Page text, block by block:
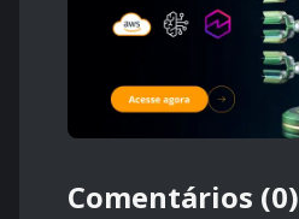
Comentários (0)